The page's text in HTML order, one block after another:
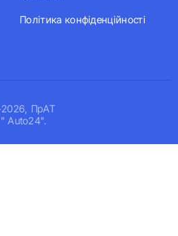
2026, ПрАТ
Auto24".
Політика конфіденційності